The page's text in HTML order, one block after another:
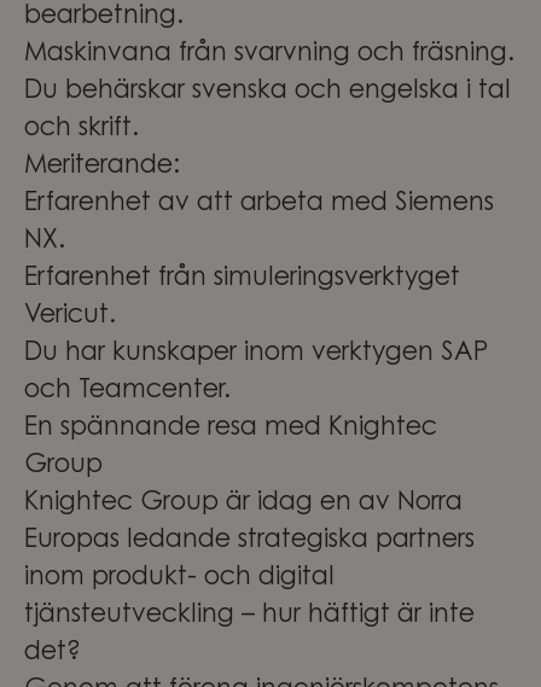
bearbetning.
Maskinvana från svarvning och fräsning.
Du behärskar svenska och engelska i tal
och skrift.
Meriterande:
Erfarenhet av att arbeta med Siemens
NX.
Erfarenhet från simuleringsverktyget
Vericut.
Du har kunskaper inom verktygen SAP
och Teamcenter.
En spännande resa med Knightec
Group
Knightec Group är idag en av Norra
Europas ledande strategiska partners
inom produkt- och digital
tjänsteutveckling – hur häftigt är inte
det?